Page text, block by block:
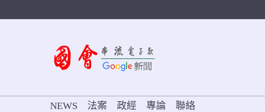
NEWS 法案 政經 專論 聯絡